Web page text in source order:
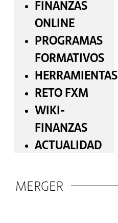
FINANZAS
ONLINE
PROGRAMAS
FORMATIVOS
HERRAMIENTAS
RETO FXM
WIKI-
FINANZAS
ACTUALIDAD
MERGER